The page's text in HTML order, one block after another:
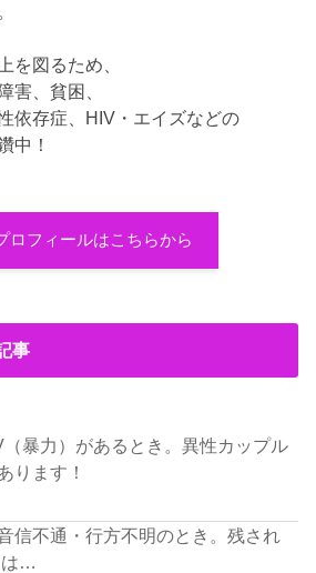
を図るため、
害、貧困、
依存症、HIV・エイズなどの
中！
ロフィールはこちらから
事
暴力）があるとき。異性カップル
ります！
信不通・行方不明のとき。残され
は…